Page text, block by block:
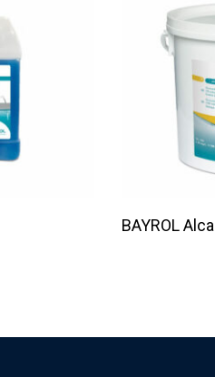
BAYROL